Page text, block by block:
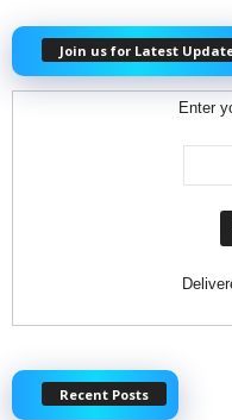
Join us for Latest
Enter
Recent Posts